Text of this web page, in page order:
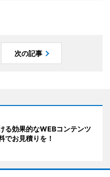
次の記事
る効果的なWEBコンテンツ
でお見積りを！